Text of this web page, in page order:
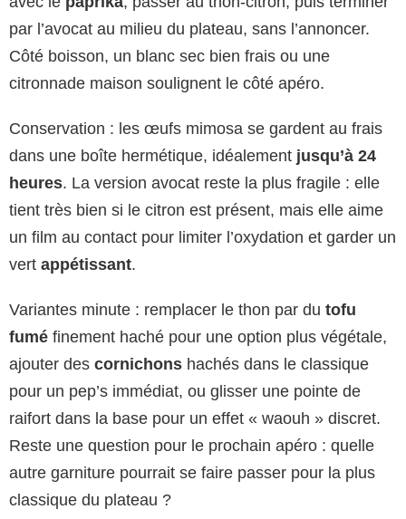
par l’avocat au milieu du plateau, sans l’annoncer.
Côté boisson, un blanc sec bien frais ou une
citronnade maison soulignent le côté apéro.
Conservation : les œufs mimosa se gardent au frais
dans une boîte hermétique, idéalement jusqu’à 24
heures. La version avocat reste la plus fragile : elle
tient très bien si le citron est présent, mais elle aime
un film au contact pour limiter l’oxydation et garder un
vert appétissant.
Variantes minute : remplacer le thon par du tofu
fumé finement haché pour une option plus végétale,
ajouter des cornichons hachés dans le classique
pour un pep’s immédiat, ou glisser une pointe de
raifort dans la base pour un effet « waouh » discret.
Reste une question pour le prochain apéro : quelle
autre garniture pourrait se faire passer pour la plus
classique du plateau ?